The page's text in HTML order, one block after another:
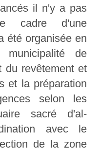
il n'y a pas
cadre d'une
été organisée en
municipalité de
du revêtement et
et la préparation
selon les
sacré d'al-
avec le
de la zone